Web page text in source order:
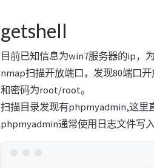
getshell
目前已知信息为win7服务器的ip，为
nmap扫描开放端口，发现80端口
和密码为root/root。
扫描目录发现有phpmyadmin,这里
phpmyadmin通常使用日志文件写